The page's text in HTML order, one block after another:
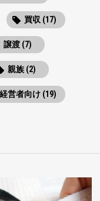
買収 (17)
譲渡 (7)
親族 (2)
経営者向け (19)